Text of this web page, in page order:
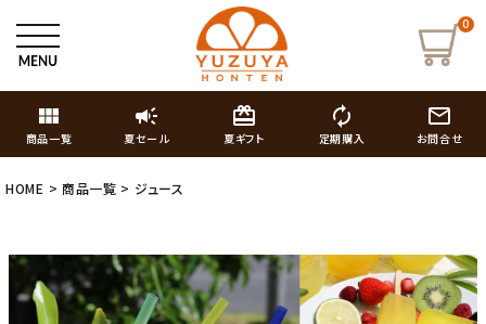
0
view_module
商品一覧
campaign
夏セール
card_giftcard
夏ギフト
autorenew
定期購入
mail_outline
お問合せ
HOME 商品一覧 ジュース